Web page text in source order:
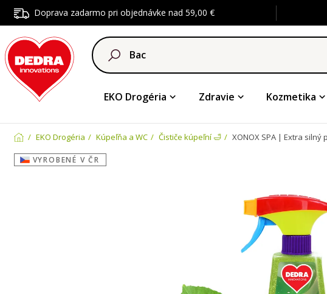
Doprava zadarmo pri objednávke nad 59,00 €
EKO Drogéria Zdravie Kozmetika
EKO Drogéria Kúpeľňa a WC Čističe kúpeľní 🛁 XONOX SPA | Extra silný
VYROBENÉ V ČR